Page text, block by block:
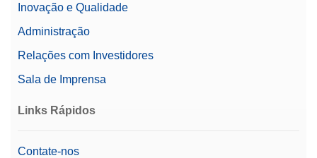
Inovação e Qualidade
Administração
Relações com Investidores
Sala de Imprensa
Links Rápidos
Contate-nos